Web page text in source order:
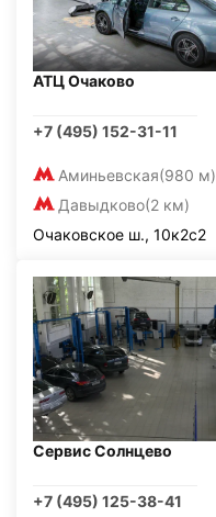
АТЦ Очаково
+7 (495) 152-31-11
Аминьевская(980 м)
Давыдково(2 км)
Очаковское ш., 10к2с2
Сервис Солнцево
+7 (495) 125-38-41